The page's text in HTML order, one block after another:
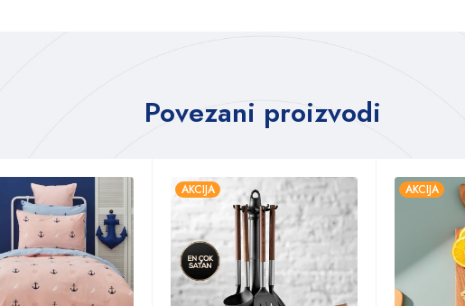
Povezani proizvodi
AKCIJA AKCIJA